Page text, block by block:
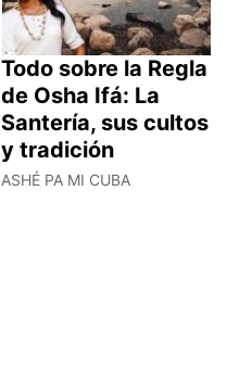
Todo sobre la Regla
de Osha Ifá: La
Santería, sus cultos
y tradición
ASHÉ PA MI CUBA